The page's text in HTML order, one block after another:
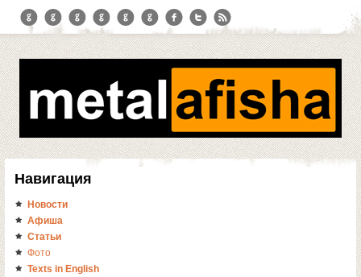
Навигация
Новости
Афиша
Статьи
Фото
Texts in English